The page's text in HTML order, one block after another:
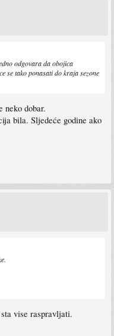
odgovara da obojica
se tako ponasati do kraja sezone
neko dobar.
bila. Sljedeće godine ako
vise raspravljati.